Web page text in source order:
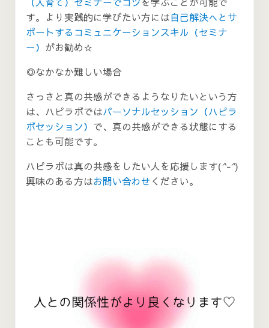
す。より実践的に学びたい方には自己解決へとサ
ポートするコミュニケーションスキル（セミナ
ー） がお勧め☆
◎なかなか難しい場合
さっさと真の共感ができるようなりたいという方
は、ハピラボではパーソナルセッション（ハピラ
ボセッション） で、真の共感ができる状態にする
ことも可能です。
ハピラボは真の共感をしたい人を応援します(^-^)
興味のある方はお問い合わせください。